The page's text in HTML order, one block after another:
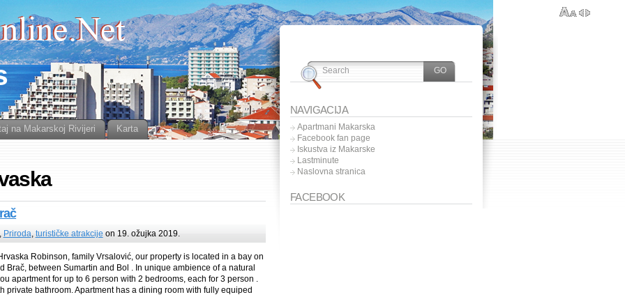
na Makarskoj Rivijeri Karta
Priroda turističke atrakcijeon 19. ožujka 2019.
Robinson, family Vrsalović, our property is located in a bay on
Brač, between Sumartin and Bol . In unique ambience of a natural
apartment for up to 6 person with 2 bedrooms, each for 3 person .
private bathroom. Apartment has a dining room with fully equiped
NAVIGACIJA
Apartmani Makarska
Facebook fan page
Iskustva iz Makarske
Lastminute
Naslovna stranica
FACEBOOK